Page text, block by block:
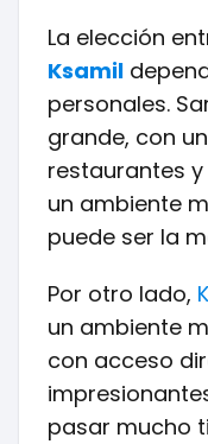
La elección
Ksamil
personales.
grande, con
restaurantes
un ambiente
puede ser la
Por otro lado,
un ambiente
con acceso
pasar mucho